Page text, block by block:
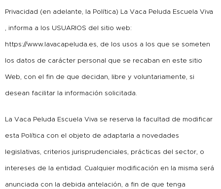
Privacidad (en adelante, la Política) La Vaca Peluda Escuela Viva
, informa a los USUARIOS del sitio web:
https://www.lavacapeluda.es, de los usos a los que se someten
los datos de carácter personal que se recaban en este sitio
Web, con el fin de que decidan, libre y voluntariamente, si
desean facilitar la información solicitada.
La Vaca Peluda Escuela Viva se reserva la facultad de modificar
esta Política con el objeto de adaptarla a novedades
legislativas, criterios jurisprudenciales, prácticas del sector, o
intereses de la entidad. Cualquier modificación en la misma será
anunciada con la debida antelación, a fin de que tenga